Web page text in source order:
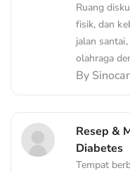
Ruang
fisik, dan
jalan
olahraga
By
Resep &
Diabetes
Tempat